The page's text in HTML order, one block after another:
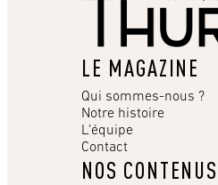
LE MAGAZINE
Qui sommes-nous ?
Notre histoire
L’équipe
Contact
NOS CONTENUS